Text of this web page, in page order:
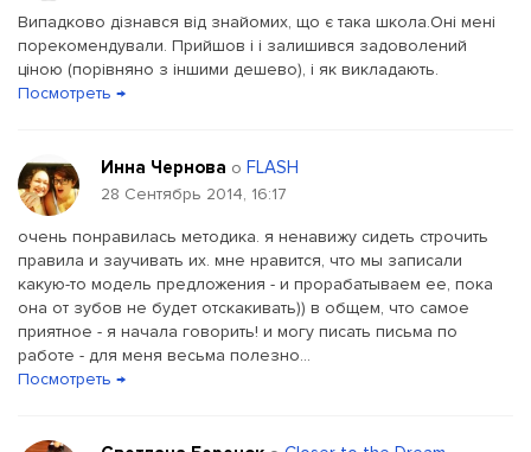
Випадково дізнався від знайомих, що є така школа.Оні мені
порекомендували. Прийшов і і залишився задоволений
ціною (порівняно з іншими дешево), і як викладають.
Посмотреть →
Инна Чернова о FLASH
28 Сентябрь 2014, 16:17
очень понравилась методика. я ненавижу сидеть строчить
правила и заучивать их. мне нравится, что мы записали
какую-то модель предложения - и прорабатываем ее, пока
она от зубов не будет отскакивать)) в общем, что самое
приятное - я начала говорить! и могу писать письма по
работе - для меня весьма полезно...
Посмотреть →